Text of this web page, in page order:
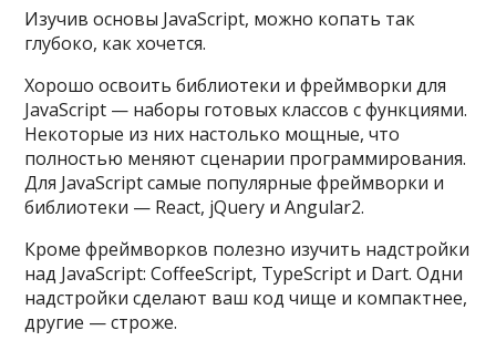
Изучив основы JavaScript, можно копать так
глубоко, как хочется.
Хорошо освоить библиотеки и фреймворки для
JavaScript — наборы готовых классов с функциями.
Некоторые из них настолько мощные, что
полностью меняют сценарии программирования.
Для JavaScript самые популярные фреймворки и
библиотеки — React, jQuery и Angular2.
Кроме фреймворков полезно изучить надстройки
над JavaScript: CoffeeScript, TypeScript и Dart. Одни
надстройки сделают ваш код чище и компактнее,
другие — строже.